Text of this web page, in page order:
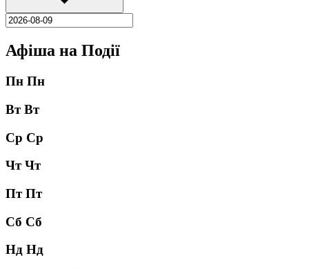
Афіша на Події
Пн Пн
ВтВт
Ср Ср
ЧтЧт
ПтПт
Сб Сб
Нд Нд